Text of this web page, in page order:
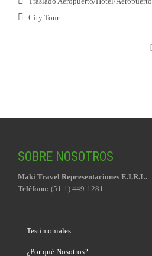
City Tour
SOBRE NOSOTROS
Maki Travel Representaciones E.I.R.L.
Teléfono: (51-1) 449-1281
Testimoniales
¿Por qué Nosotros?